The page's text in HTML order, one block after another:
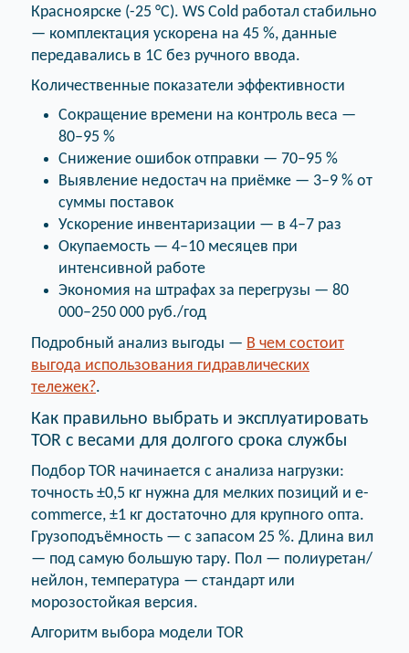
Красноярске (-25 °C). WS Cold работал стабильно
— комплектация ускорена на 45 %, данные
передавались в 1С без ручного ввода.
Количественные показатели эффективности
Сокращение времени на контроль веса —
80–95 %
Снижение ошибок отправки — 70–95 %
Выявление недостач на приёмке — 3–9 % от
суммы поставок
Ускорение инвентаризации — в 4–7 раз
Окупаемость — 4–10 месяцев при
интенсивной работе
Экономия на штрафах за перегрузы — 80
000–250 000 руб./год
Подробный анализ выгоды — В чем состоит
выгода использования гидравлических
тележек?.
Как правильно выбрать и эксплуатировать
TOR с весами для долгого срока службы
Подбор TOR начинается с анализа нагрузки:
точность ±0,5 кг нужна для мелких позиций и e-
commerce, ±1 кг достаточно для крупного опта.
Грузоподъёмность — с запасом 25 %. Длина вил
— под самую большую тару. Пол — полиуретан/
нейлон, температура — стандарт или
морозостойкая версия.
Алгоритм выбора модели TOR